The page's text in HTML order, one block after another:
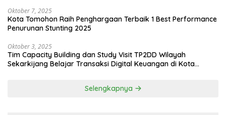
Oktober 7, 2025
Kota Tomohon Raih Penghargaan Terbaik 1 Best Performance
Penurunan Stunting 2025
Oktober 3, 2025
Tim Capacity Building dan Study Visit TP2DD Wilayah
Sekarkijang Belajar Transaksi Digital Keuangan di Kota
Selengkapnya